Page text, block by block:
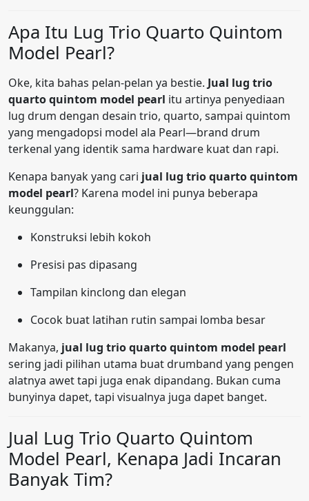
Apa Itu Lug Trio Quarto Quintom
Model Pearl?
Oke, kita bahas pelan-pelan ya bestie. Jual lug trio
quarto quintom model pearl itu artinya penyediaan
lug drum dengan desain trio, quarto, sampai quintom
yang mengadopsi model ala Pearl—brand drum
terkenal yang identik sama hardware kuat dan rapi.
Kenapa banyak yang cari jual lug trio quarto quintom
model pearl? Karena model ini punya beberapa
keunggulan:
Konstruksi lebih kokoh
Presisi pas dipasang
Tampilan kinclong dan elegan
Cocok buat latihan rutin sampai lomba besar
Makanya, jual lug trio quarto quintom model pearl
sering jadi pilihan utama buat drumband yang pengen
alatnya awet tapi juga enak dipandang. Bukan cuma
bunyinya dapet, tapi visualnya juga dapet banget.
Jual Lug Trio Quarto Quintom
Model Pearl, Kenapa Jadi Incaran
Banyak Tim?